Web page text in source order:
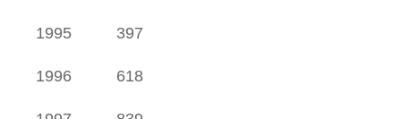
1995 397
1996 618